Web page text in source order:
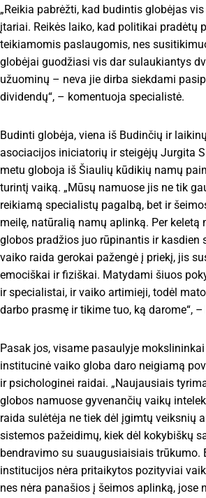
„Reikia pabrėžti, kad budintis globėjas
įtariai. Reikės laiko, kad politikai pradėtų
teikiamomis paslaugomis, nes
globėjai guodžiasi vis dar sulaukiantys
užuominų – neva jie dirba siekdami
dividendų“, – komentuoja specialistė.
Budinti globėja, viena iš Budinčių ir
asociacijos iniciatorių ir steigėjų Jurgita
metu globoja iš Šiaulių kūdikių namų
turintį vaiką. „Mūsų namuose jis ne tik
reikiamą specialistų pagalbą, bet ir
meilę, natūralią namų aplinką. Per keletą
globos pradžios juo rūpinantis ir kasdien
vaiko raida gerokai pažengė į priekį, jis
emociškai ir fiziškai. Matydami šiuos
ir specialistai, ir vaiko artimieji, todėl
darbo prasmę ir tikime tuo, ką darome“,
Pasak jos, visame pasaulyje
institucinė vaiko globa daro neigiamą
ir psichologinei raidai. „Naujausiais
globos namuose gyvenančių vaikų
raida sulėtėja ne tiek dėl įgimtų veiksnių
sistemos pažeidimų, kiek dėl kokybiškų
bendravimo su suaugusiaisiais trūkumo.
institucijos nėra pritaikytos pozityviai
nes nėra panašios į šeimos aplinką, jose